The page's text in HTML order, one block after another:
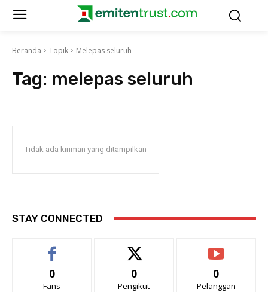
Beranda Topik Melepas seluruh
Tag: melepas seluruh
Tidak ada kiriman yang ditampilkan
STAY CONNECTED
0
Fans
0
Pengikut
0
Pelanggan